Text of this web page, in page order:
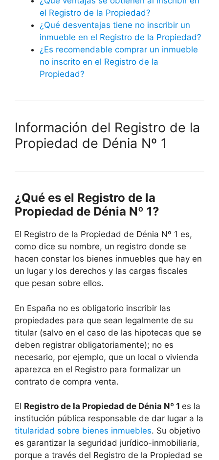
el Registro de la Propiedad?
¿Qué desventajas tiene no inscribir un
inmueble en el Registro de la Propiedad?
¿Es recomendable comprar un inmueble
no inscrito en el Registro de la
Propiedad?
Información del Registro de la
Propiedad de Dénia Nº 1
¿Qué es el Registro de la
Propiedad de Dénia Nº 1?
El Registro de la Propiedad de Dénia Nº 1 es,
como dice su nombre, un registro donde se
hacen constar los bienes inmuebles que hay en
un lugar y los derechos y las cargas fiscales
que pesan sobre ellos.
En España no es obligatorio inscribir las
propiedades para que sean legalmente de su
titular (salvo en el caso de las hipotecas que se
deben registrar obligatoriamente); no es
necesario, por ejemplo, que un local o vivienda
aparezca en el Registro para formalizar un
contrato de compra venta.
El Registro de la Propiedad de Dénia Nº 1 es la
institución pública responsable de dar lugar a la
titularidad sobre bienes inmuebles. Su objetivo
es garantizar la seguridad jurídico-inmobiliaria,
porque a través del Registro de la Propiedad se